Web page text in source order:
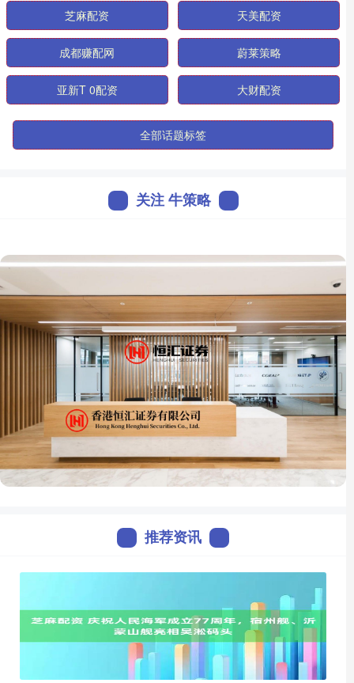
芝麻配资 天美配资
成都赚配网 蔚莱策略
亚新T 0配资 大财配资
全部话题标签
关注 牛策略
推荐资讯